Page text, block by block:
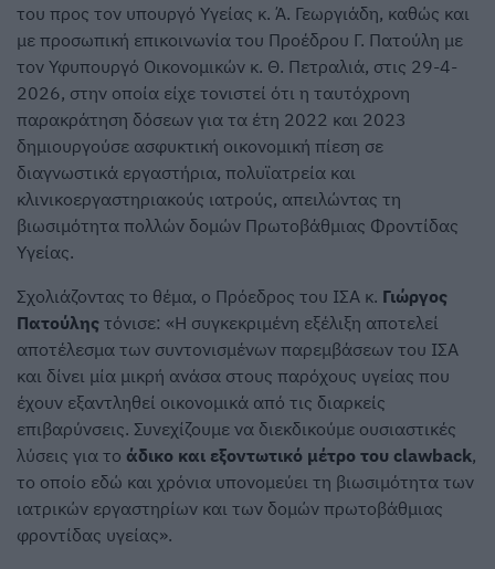
του προς τον υπουργό Υγείας κ. Ά. Γεωργιάδη, καθώς και
με προσωπική επικοινωνία του Προέδρου Γ. Πατούλη με
τον Υφυπουργό Οικονομικών κ. Θ. Πετραλιά, στις 29-4-
2026, στην οποία είχε τονιστεί ότι η ταυτόχρονη
παρακράτηση δόσεων για τα έτη 2022 και 2023
δημιουργούσε ασφυκτική οικονομική πίεση σε
διαγνωστικά εργαστήρια, πολυϊατρεία και
κλινικοεργαστηριακούς ιατρούς, απειλώντας τη
βιωσιμότητα πολλών δομών Πρωτοβάθμιας Φροντίδας
Υγείας.
Σχολιάζοντας το θέμα, ο Πρόεδρος του ΙΣΑ κ. Γιώργος
Πατούλης τόνισε: «Η συγκεκριμένη εξέλιξη αποτελεί
αποτέλεσμα των συντονισμένων παρεμβάσεων του ΙΣΑ
και δίνει μία μικρή ανάσα στους παρόχους υγείας που
έχουν εξαντληθεί οικονομικά από τις διαρκείς
επιβαρύνσεις. Συνεχίζουμε να διεκδικούμε ουσιαστικές
λύσεις για το άδικο και εξοντωτικό μέτρο του clawback,
το οποίο εδώ και χρόνια υπονομεύει τη βιωσιμότητα των
ιατρικών εργαστηρίων και των δομών πρωτοβάθμιας
φροντίδας υγείας».